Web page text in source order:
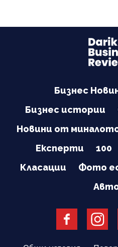
Бизнес
Бизнес истории
Новини от
Експерти
100
Класации
Фото